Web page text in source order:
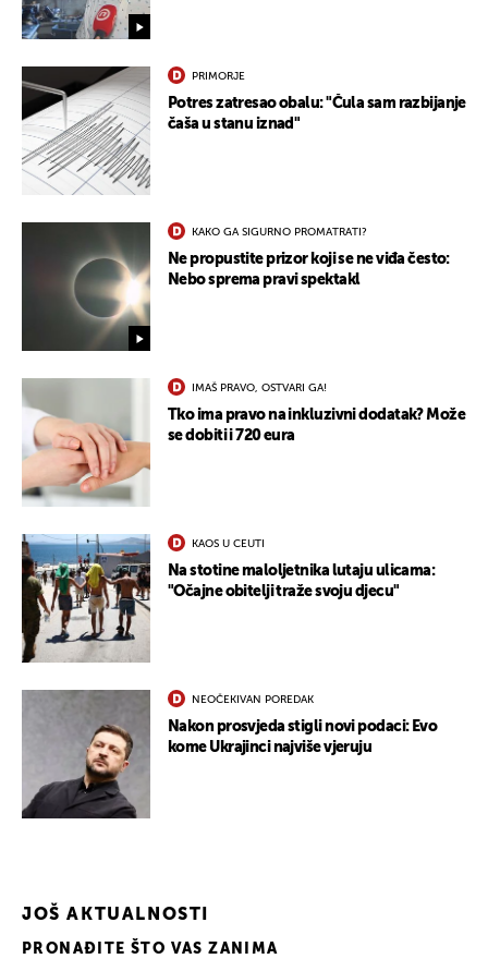
PRIMORJE
Potres zatresao obalu: "Čula sam razbijanje
čaša u stanu iznad"
KAKO GA SIGURNO PROMATRATI?
Ne propustite prizor koji se ne viđa često:
Nebo sprema pravi spektakl
IMAŠ PRAVO, OSTVARI GA!
Tko ima pravo na inkluzivni dodatak? Može
se dobiti i 720 eura
KAOS U CEUTI
Na stotine maloljetnika lutaju ulicama:
"Očajne obitelji traže svoju djecu"
NEOČEKIVAN POREDAK
Nakon prosvjeda stigli novi podaci: Evo
kome Ukrajinci najviše vjeruju
JOŠ AKTUALNOSTI
PRONAĐITE ŠTO VAS ZANIMA
UKLJUČITE NOTIFIKACIJE